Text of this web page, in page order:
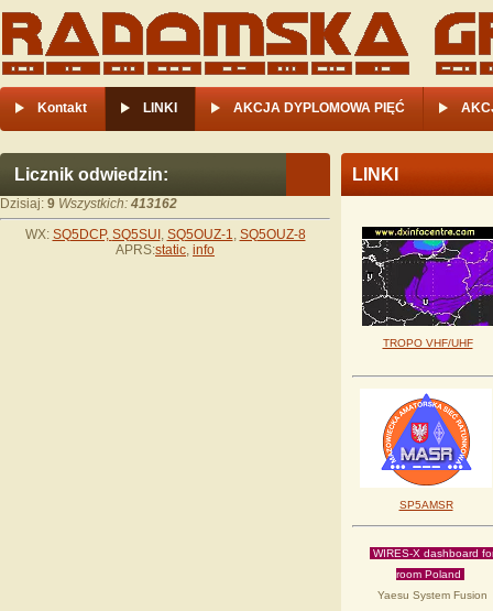
Kontakt LINKI AKCJA DYPLOMOWA PIĘĆ
Licznik odwiedzin:
Dzisiaj: 9 Wszystkich: 413162
WX: SQ5DCP, SQ5SUI , SQ5OUZ-1, SQ5OUZ-8
APRS:static, info
LINKI
TROPO VHF/UHF
SP5AMSR
WIRES-X dashboard
room Poland
Yaesu System Fusion